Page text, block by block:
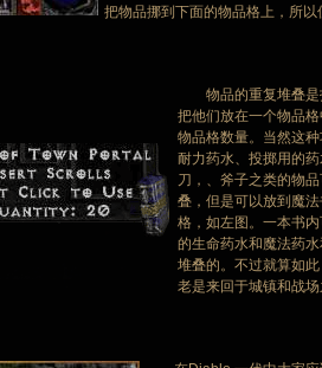
把物品挪到下面的物品格上，所
物品的重复堆叠是
把他们放在一个物品
物品格数量。当然这
耐力药水、投掷用的
刀，、斧子之类的物
叠，但是可以放到魔
格，如左图。一本书
的生命药水和魔法药
堆叠的。不过就算如
老是来回于城镇和战